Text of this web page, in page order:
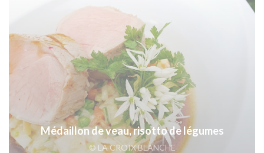
Médaillon de veau, risotto de légumes
© LA CROIX BLANCHE